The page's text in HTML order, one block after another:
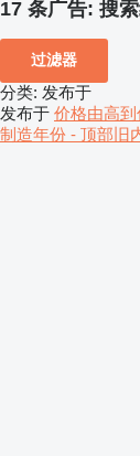
17 条广告: 搜
过滤器
分类: 发布于
发布于 价格由高到
制造年份 - 顶部旧